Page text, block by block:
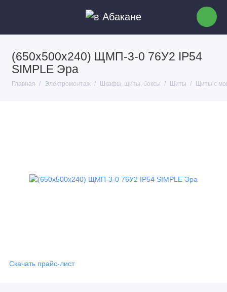
(650х500х240) ЩМП-3-0 76У2 IP54
SIMPLE Эра
Главная Электромонтаж Шкафы, щиты, боксы Щиты Щиты с
Скачать прайс-лист